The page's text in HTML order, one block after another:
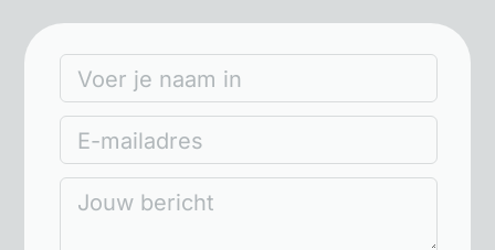
Voer je naam in
E-mailadres
Jouw bericht